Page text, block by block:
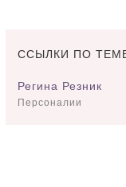
ССЫЛКИ ПО
Регина Резник
Персоналии